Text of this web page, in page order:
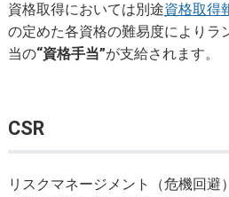
資格取得においては別途資格取得
の定めた各資格の難易度によりラ
当の“資格手当”が支給されます。
CSR
リスクマネージメント（危機回避